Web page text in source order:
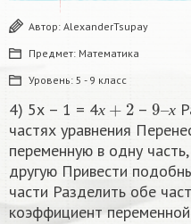
Автор: AlexanderTsupay
Предмет: Математика
Уровень: 5 - 9 класс
4) 5х – 1 = 4х – х
9
х
частях уравнения
переменную в одну
другую Привести
части Разделить обе
коэффициент